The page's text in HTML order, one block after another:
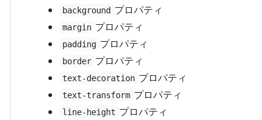
background プロパティ
margin プロパティ
padding プロパティ
border プロパティ
text-decoration プロパティ
text-transform プロパティ
line-height プロパティ